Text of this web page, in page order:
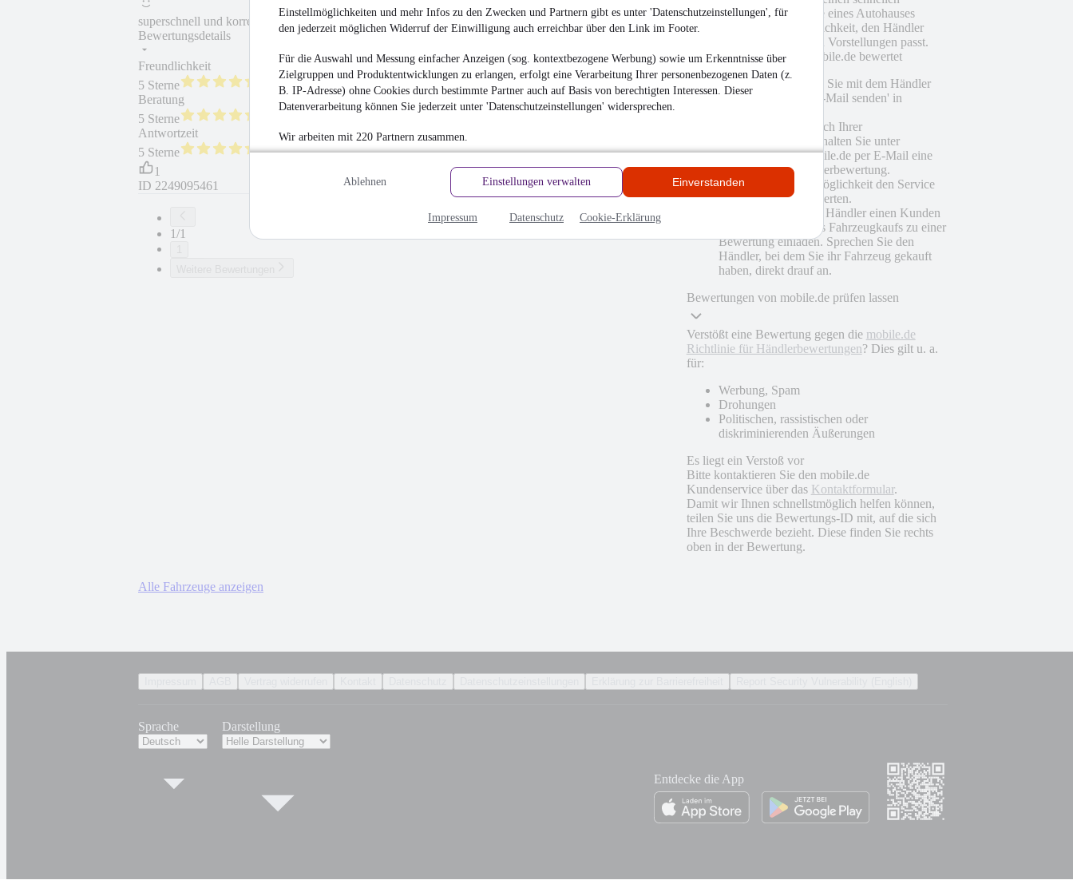
Einstellmöglichkeiten und mehr Infos zu den Zwecken und Partnern gibt es unter 'Datenschutzeinstellungen', für
den jederzeit möglichen Widerruf der Einwilligung auch erreichbar über den Link im Footer.
Für die Auswahl und Messung einfacher Anzeigen (sog. kontextbezogene Werbung) sowie um Erkenntnisse über
Zielgruppen und Produktentwicklungen zu erlangen, erfolgt eine Verarbeitung Ihrer personenbezogenen Daten (z.
B. IP-Adresse) ohne Cookies durch bestimmte Partner auch auf Basis von berechtigten Interessen. Dieser
Datenverarbeitung können Sie jederzeit unter 'Datenschutzeinstellungen' widersprechen.
Wir arbeiten mit 220 Partnern zusammen.
Ablehnen Einstellungen verwalten Einverstanden
Impressum Datenschutz Cookie-Erklärung
superschnell und korrekt ohne "Rüschen"
Bewertungsdetails
Freundlichkeit
5 Sterne
Beratung
5 Sterne
Antwortzeit
5 Sterne
Fahrzeug gekauft
Fahrzeug wie beschrieben
Weiterempfehlungen
1
ID 2249095461
1/1
Überblick über den Service eines Autohauses
bietet. So hast du die Möglichkeit, den Händler
auszusuchen, der zu deinen Vorstellungen passt.
So werden Händler bei mobile.de bewertet
Als Interessent treten Sie mit dem Händler
über die Funktion 'E-Mail senden' in
Eine gewisse Zeit nach Ihrer
Kontaktaufnahme erhalten Sie unter
Umständen von mobile.de per E-Mail eine
Einladung zur Händlerbewertung.
Sie haben nun die Möglichkeit den Service
des Händlers zu bewerten.
Zudem können auch Händler einen Kunden
nach Abschluss eines Fahrzeugkaufs zu einer
Bewertung einladen. Sprechen Sie den
Händler, bei dem Sie ihr Fahrzeug gekauft
haben, direkt drauf an.
Bewertungen von mobile.de prüfen lassen
Verstößt eine Bewertung gegen die mobile.de
Richtlinie für Händlerbewertungen? Dies gilt u. a.
für:
Werbung, Spam
Drohungen
Politischen, rassistischen oder
diskriminierenden Äußerungen
Es liegt ein Verstoß vor
Bitte kontaktieren Sie den mobile.de
Kundenservice über das Kontaktformular.
Damit wir Ihnen schnellstmöglich helfen können,
teilen Sie uns die Bewertungs-ID mit, auf die sich
Ihre Beschwerde bezieht. Diese finden Sie rechts
oben in der Bewertung.
Alle Fahrzeuge anzeigen
Sprache Darstellung
Entdecke die App